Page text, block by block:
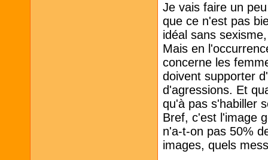
Je vais faire un
que ce n'est pas
idéal sans
Mais en
concerne les
doivent supporter
d'agressions. Et
qu'à pas s'habiller
Bref, c'est l'image
n'a-t-on pas 50%
images, quels